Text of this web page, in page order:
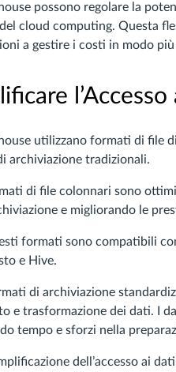
possono regolare la
del cloud computing. Questa
a gestire i costi in modo
utilizzano formati di file
archiviazione tradizionali.
di file colonnari sono
e migliorando le
formati sono compatibili
e Hive.
di archiviazione
e trasformazione dei dati. I
tempo e sforzi nella
dell’accesso ai